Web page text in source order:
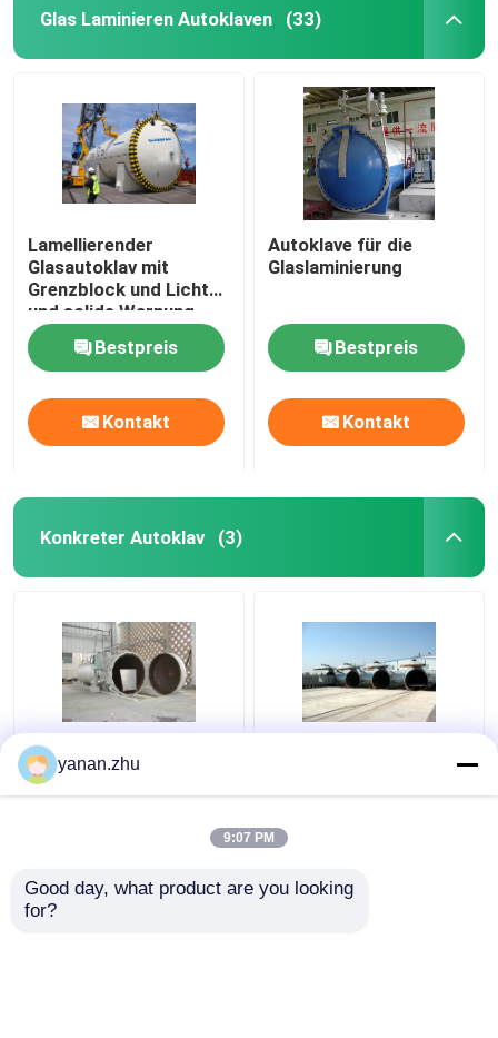
Glas Laminieren Autoklaven (33)
Lamellierender
Glasautoklav mit
Grenzblock und Licht
und solide Warnung
Bestpreis
Kontakt
Autoklave für die
Glaslaminierung
Bestpreis
Kontakt
Konkreter Autoklav (3)
Chemischer konkreter
Autoklav mit PLC-
Konkreter Autoklav mit
Sicherheitsverriegelung
yanan.zhu
9:07 PM
Good day, what product are you looking
for?